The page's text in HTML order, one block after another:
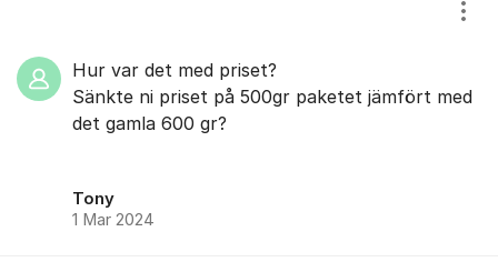
Hur var det med priset?
Sänkte ni priset på 500gr paketet jämfört med
det gamla 600 gr?
Tony
1 Mar 2024